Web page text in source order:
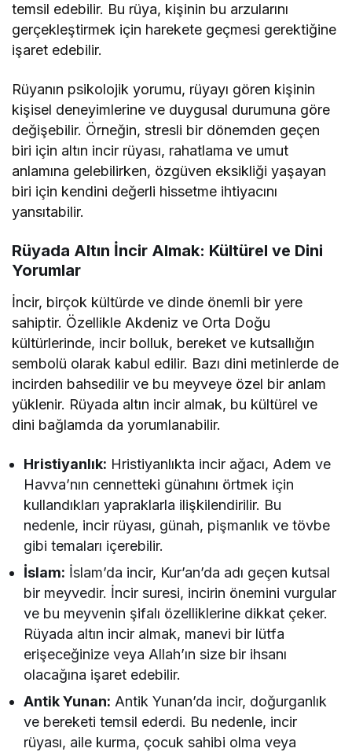
temsil edebilir. Bu rüya, kişinin bu arzularını
gerçekleştirmek için harekete geçmesi gerektiğine
işaret edebilir.
Rüyanın psikolojik yorumu, rüyayı gören kişinin
kişisel deneyimlerine ve duygusal durumuna göre
değişebilir. Örneğin, stresli bir dönemden geçen
biri için altın incir rüyası, rahatlama ve umut
anlamına gelebilirken, özgüven eksikliği yaşayan
biri için kendini değerli hissetme ihtiyacını
yansıtabilir.
Rüyada Altın İncir Almak: Kültürel ve Dini
Yorumlar
İncir, birçok kültürde ve dinde önemli bir yere
sahiptir. Özellikle Akdeniz ve Orta Doğu
kültürlerinde, incir bolluk, bereket ve kutsallığın
sembolü olarak kabul edilir. Bazı dini metinlerde de
incirden bahsedilir ve bu meyveye özel bir anlam
yüklenir. Rüyada altın incir almak, bu kültürel ve
dini bağlamda da yorumlanabilir.
Hristiyanlık: Hristiyanlıkta incir ağacı, Adem ve
Havva’nın cennetteki günahını örtmek için
kullandıkları yapraklarla ilişkilendirilir. Bu
nedenle, incir rüyası, günah, pişmanlık ve tövbe
gibi temaları içerebilir.
İslam: İslam’da incir, Kur’an’da adı geçen kutsal
bir meyvedir. İncir suresi, incirin önemini vurgular
ve bu meyvenin şifalı özelliklerine dikkat çeker.
Rüyada altın incir almak, manevi bir lütfa
erişeceğinize veya Allah’ın size bir ihsanı
olacağına işaret edebilir.
Antik Yunan: Antik Yunan’da incir, doğurganlık
ve bereketi temsil ederdi. Bu nedenle, incir
rüyası, aile kurma, çocuk sahibi olma veya